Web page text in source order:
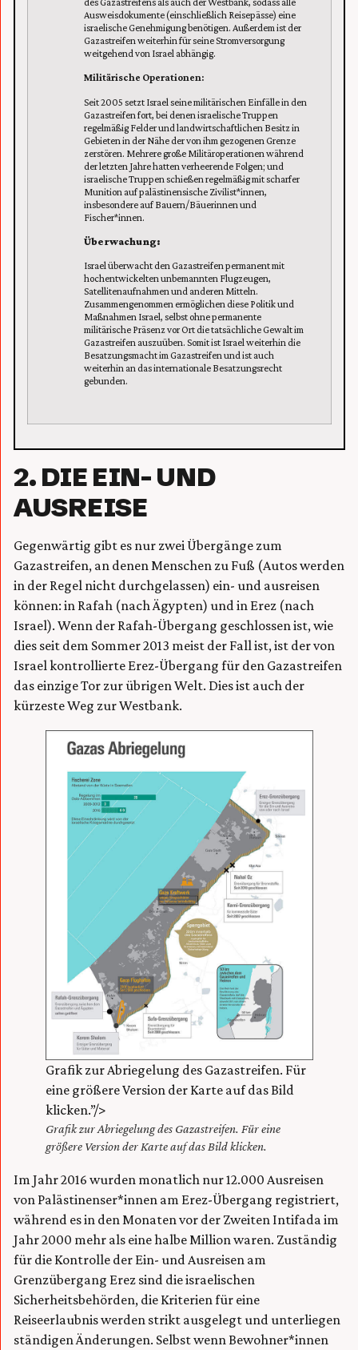
Ausweisdokumente (einschließlich Reisepässe) eine
israelische Genehmigung benötigen. Außerdem ist der
Gazastreifen weiterhin für seine Stromversorgung
weitgehend von Israel abhängig.
Militärische Operationen:
Seit 2005 setzt Israel seine militärischen Einfälle in den
Gazastreifen fort, bei denen israelische Truppen
regelmäßig Felder und landwirtschaftlichen Besitz in
Gebieten in der Nähe der von ihm gezogenen Grenze
zerstören. Mehrere große Militäroperationen während
der letzten Jahre hatten verheerende Folgen; und
israelische Truppen schießen regelmäßig mit scharfer
Munition auf palästinensische Zivilist*innen,
insbesondere auf Bauern/Bäuerinnen und
Fischer*innen.
Überwachung:
Israel überwacht den Gazastreifen permanent mit
hochentwickelten unbemannten Flugzeugen,
Satellitenaufnahmen und anderen Mitteln.
Zusammengenommen ermöglichen diese Politik und
Maßnahmen Israel, selbst ohne permanente
militärische Präsenz vor Ort die tatsächliche Gewalt im
Gazastreifen auszuüben. Somit ist Israel weiterhin die
Besatzungsmacht im Gazastreifen und ist auch
weiterhin an das internationale Besatzungsrecht
gebunden.
2. DIE EIN- UND
AUSREISE
Gegenwärtig gibt es nur zwei Übergänge zum
Gazastreifen, an denen Menschen zu Fuß (Autos werden
in der Regel nicht durchgelassen) ein- und ausreisen
können: in Rafah (nach Ägypten) und in Erez (nach
Israel). Wenn der Rafah-Übergang geschlossen ist, wie
dies seit dem Sommer 2013 meist der Fall ist, ist der von
Israel kontrollierte Erez-Übergang für den Gazastreifen
das einzige Tor zur übrigen Welt. Dies ist auch der
kürzeste Weg zur Westbank.
Grafik zur Abriegelung des Gazastreifen. Für
eine größere Version der Karte auf das Bild
klicken.”/>
Grafik zur Abriegelung des Gazastreifen. Für eine
größere Version der Karte auf das Bild klicken.
Im Jahr 2016 wurden monatlich nur 12.000 Ausreisen
von Palästinenser*innen am Erez-Übergang registriert,
während es in den Monaten vor der Zweiten Intifada im
Jahr 2000 mehr als eine halbe Million waren. Zuständig
für die Kontrolle der Ein- und Ausreisen am
Grenzübergang Erez sind die israelischen
Sicherheitsbehörden, die Kriterien für eine
Reiseerlaubnis werden strikt ausgelegt und unterliegen
ständigen Änderungen. Selbst wenn Bewohner*innen